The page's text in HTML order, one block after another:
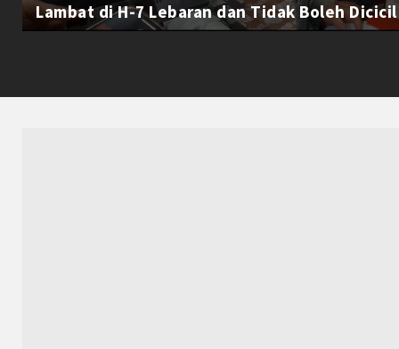
Lambat di H-7 Lebaran dan Tidak Boleh Dicicil